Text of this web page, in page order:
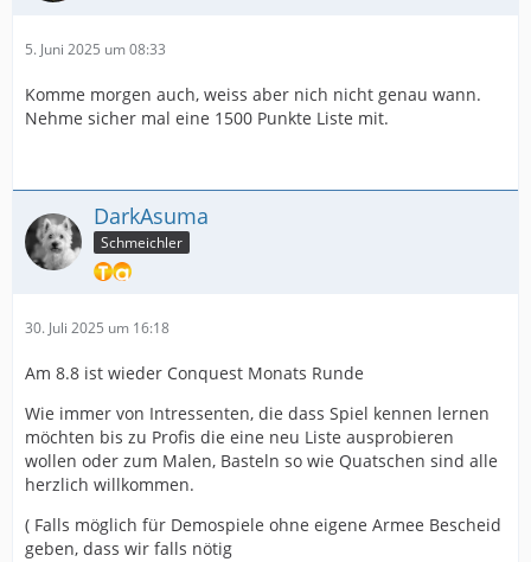
5. Juni 2025 um 08:33
Komme morgen auch, weiss aber nich nicht genau wann.
Nehme sicher mal eine 1500 Punkte Liste mit.
DarkAsuma
Schmeichler
30. Juli 2025 um 16:18
Am 8.8 ist wieder Conquest Monats Runde
Wie immer von Intressenten, die dass Spiel kennen lernen
möchten bis zu Profis die eine neu Liste ausprobieren
wollen oder zum Malen, Basteln so wie Quatschen sind alle
herzlich willkommen.
( Falls möglich für Demospiele ohne eigene Armee Bescheid
geben, dass wir falls nötig